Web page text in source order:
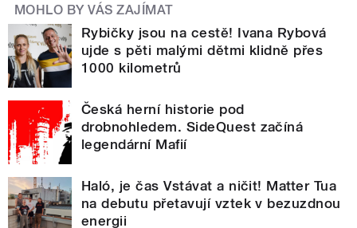
MOHLO BY VÁS ZAJÍMAT
Rybičky jsou na cestě! Ivana Rybová
ujde s pěti malými dětmi klidně přes
1000 kilometrů
Česká herní historie pod
drobnohledem. SideQuest začíná
legendární Mafií
Haló, je čas Vstávat a ničit! Matter Tua
na debutu přetavují vztek v bezuzdnou
energii